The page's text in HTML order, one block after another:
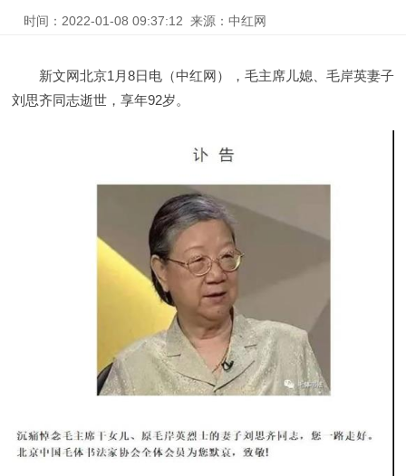
时间：2022-01-08 09:37:12 来源：中红网
新文网北京1月8日电（中红网），毛主席儿媳、毛岸英妻子
刘思齐同志逝世，享年92岁。